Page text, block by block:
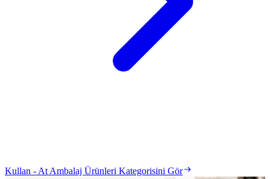
Kullan - At Ambalaj Ürünleri Kategorisini Gör